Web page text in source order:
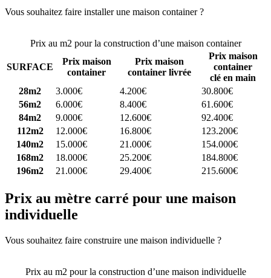
Vous souhaitez faire installer une maison container ?
Prix au m2 pour la construction d’une maison container
SURFACE
Prix maison
container
Prix maison
container livrée
Prix maison
container
clé en main
28m2
3.000€ 4.200€
30.800€
56m2
6.000€ 8.400€
61.600€
84m2
9.000€ 12.600€
92.400€
112m2
12.000€ 16.800€
123.200€
140m2
15.000€ 21.000€
154.000€
168m2
18.000€ 25.200€
184.800€
196m2
21.000€ 29.400€ 215.600€
Prix au mètre carré pour une maison
individuelle
Vous souhaitez faire construire une maison individuelle ?
Prix au m2 pour la construction d’une maison individuelle